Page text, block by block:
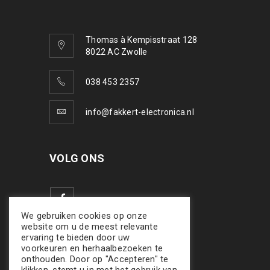
Thomas à Kempisstraat 128
8022 AC Zwolle
038 453 2357
info@fakkert-electronica.nl
VOLG ONS
We gebruiken cookies op onze
website om u de meest relevante
ervaring te bieden door uw
voorkeuren en herhaalbezoeken te
onthouden. Door op "Accepteren" te